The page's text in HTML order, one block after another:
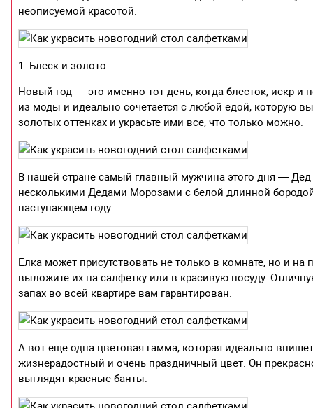
неописуемой красотой.
1. Блеск и золото
Новый год — это именно тот день, когда блесток, искр
из моды и идеально сочетается с любой едой, которую
золотых оттенках и украсьте ими все, что только можно.
В нашей стране самый главный мужчина этого дня —
несколькими Дедами Морозами с белой длинной
наступающем году.
Елка может присутствовать не только в комнате, но и
выложите их на салфетку или в красивую посуду.
запах во всей квартире вам гарантирован.
А вот еще одна цветовая гамма, которая идеально
жизнерадостный и очень праздничный цвет. Он
выглядят красные банты.